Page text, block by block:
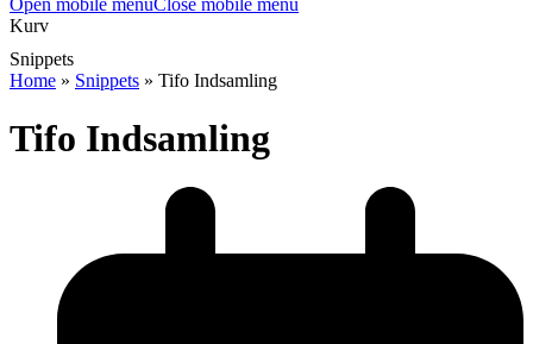
Kurv
Snippets
Home » Snippets » Tifo Indsamling
Tifo Indsamling